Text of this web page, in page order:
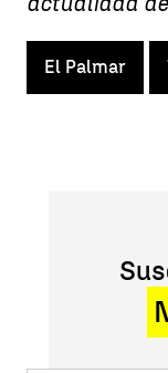
El Palmar